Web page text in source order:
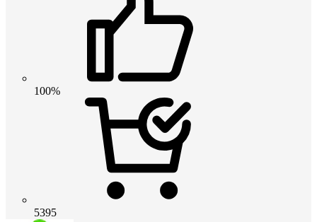
100%
5395